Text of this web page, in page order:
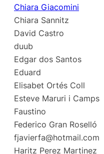
Chiara Giacomini
Chiara Sannitz
David Castro
duub
Edgar dos Santos
Eduard
Elisabet Ortés Coll
Esteve Maruri i Camps
Faustino
Federico Gran Roselló
fjavierfa@hotmail.com
Haritz Perez Martinez